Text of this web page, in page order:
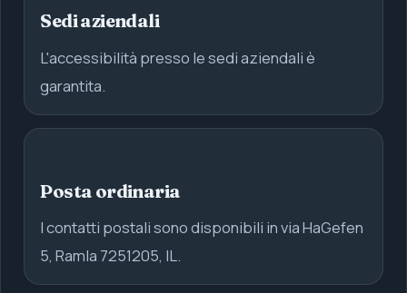
Sedi aziendali
L'accessibilità presso le sedi aziendali è
garantita.
Posta ordinaria
I contatti postali sono disponibili in via HaGefen
5, Ramla 7251205, IL.